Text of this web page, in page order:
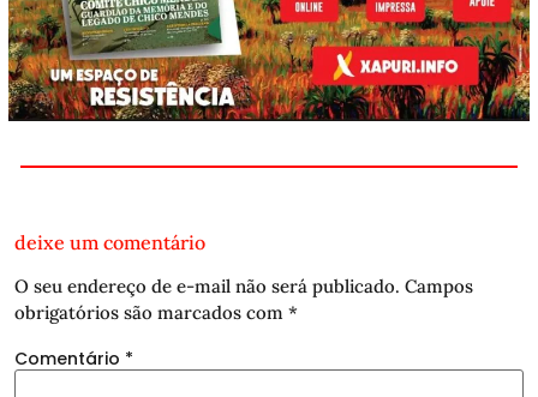
deixe um comentário
O seu endereço de e-mail não será publicado. Campos
obrigatórios são marcados com *
Comentário *